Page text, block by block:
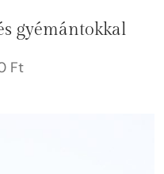
gyémántokkal
Ft